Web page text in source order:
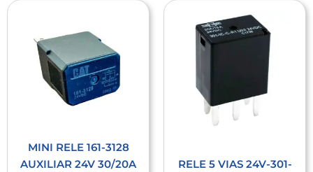
MINI RELE 161-3128
AUXILIAR 24V 30/20A
RELE 5 VIAS 24V-301-